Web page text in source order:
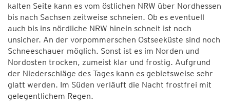
kalten Seite kann es vom östlichen NRW über Nordhessen
bis nach Sachsen zeitweise schneien. Ob es eventuell
auch bis ins nördliche NRW hinein schneit ist noch
unsicher. An der vorpommerschen Ostseeküste sind noch
Schneeschauer möglich. Sonst ist es im Norden und
Nordosten trocken, zumeist klar und frostig. Aufgrund
der Niederschläge des Tages kann es gebietsweise sehr
glatt werden. Im Süden verläuft die Nacht frostfrei mit
gelegentlichem Regen.